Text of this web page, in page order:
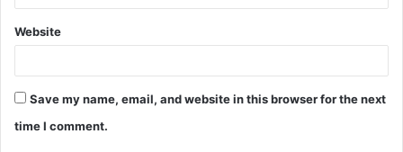
Website
Save my name, email, and website in this browser for the next
time I comment.